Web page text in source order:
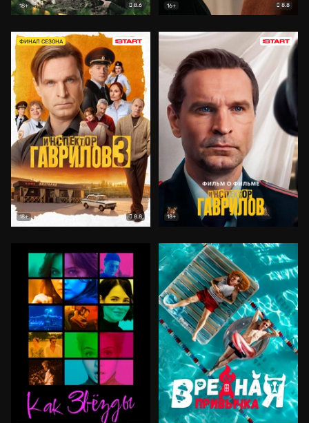
18+ 8.6 16+ 8.8
18+ 8.8
ФИНАЛ СЕЗОНА
18+